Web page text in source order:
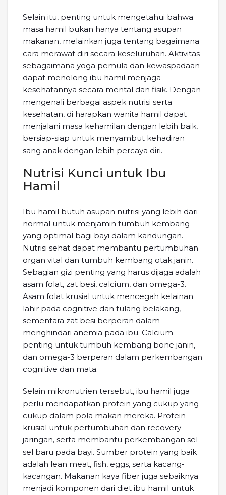
Selain itu, penting untuk mengetahui bahwa
masa hamil bukan hanya tentang asupan
makanan, melainkan juga tentang bagaimana
cara merawat diri secara keseluruhan. Aktivitas
sebagaimana yoga pemula dan kewaspadaan
dapat menolong ibu hamil menjaga
kesehatannya secara mental dan fisik. Dengan
mengenali berbagai aspek nutrisi serta
kesehatan, di harapkan wanita hamil dapat
menjalani masa kehamilan dengan lebih baik,
bersiap-siap untuk menyambut kehadiran
sang anak dengan lebih percaya diri.
Nutrisi Kunci untuk Ibu
Hamil
Ibu hamil butuh asupan nutrisi yang lebih dari
normal untuk menjamin tumbuh kembang
yang optimal bagi bayi dalam kandungan.
Nutrisi sehat dapat membantu pertumbuhan
organ vital dan tumbuh kembang otak janin.
Sebagian gizi penting yang harus dijaga adalah
asam folat, zat besi, calcium, dan omega-3.
Asam folat krusial untuk mencegah kelainan
lahir pada cognitive dan tulang belakang,
sementara zat besi berperan dalam
menghindari anemia pada ibu. Calcium
penting untuk tumbuh kembang bone janin,
dan omega-3 berperan dalam perkembangan
cognitive dan mata.
Selain mikronutrien tersebut, ibu hamil juga
perlu mendapatkan protein yang cukup yang
cukup dalam pola makan mereka. Protein
krusial untuk pertumbuhan dan recovery
jaringan, serta membantu perkembangan sel-
sel baru pada bayi. Sumber protein yang baik
adalah lean meat, fish, eggs, serta kacang-
kacangan. Makanan kaya fiber juga sebaiknya
menjadi komponen dari diet ibu hamil untuk